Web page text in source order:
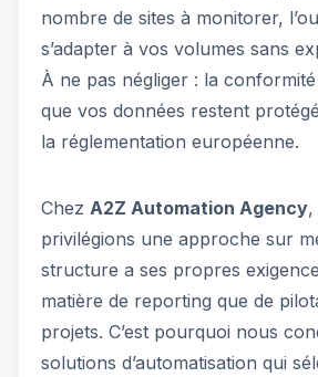
nombre de sites à monitorer,
s’adapter à vos volumes sans
À ne pas négliger : la
que vos données restent
la réglementation européenne.
Chez A2Z Automation Agency,
privilégions une approche sur
structure a ses propres
matière de reporting que de
projets. C’est pourquoi nous
solutions d’automatisation qui